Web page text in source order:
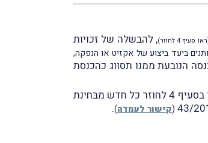
סעיף 4 לחוזר)
, להבשלה של זכויות
ביעד ביצוע של אקזיט או הנפקה,
הנובעת ממנו תסוּוג כהכנסת
, נבקש להבהיר, כי אין, לדעתנו, באמור בסעיף 4 לחוזר כל חדש מבּחינת
(קישור לעמדה)
.